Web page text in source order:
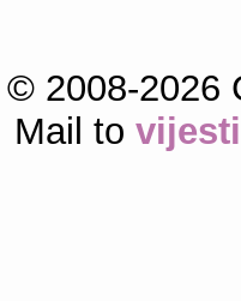
2008-2026
Mail to